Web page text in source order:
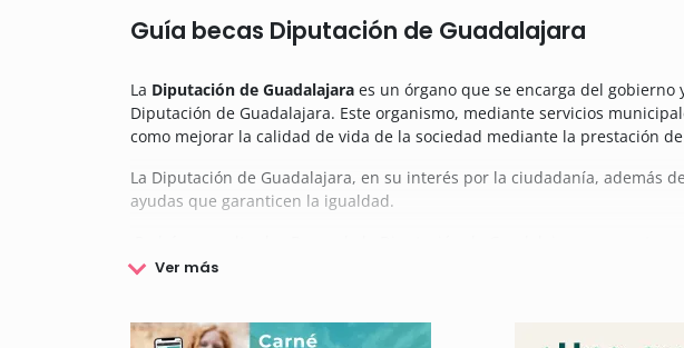
Guía becas Diputación de Guadalajara
La Diputación de Guadalajara es un órgano que se encarga del
Diputación de Guadalajara. Este organismo, mediante servicios
como mejorar la calidad de vida de la sociedad mediante la prestación
La Diputación de Guadalajara, en su interés por la ciudadanía, además
ayudas que garanticen la igualdad.